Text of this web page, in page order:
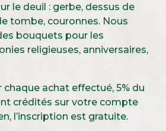
le deuil : gerbe, dessus de
tombe, couronnes. Nous
bouquets pour les
religieuses, anniversaires,
chaque achat effectué, 5% du
crédités sur votre compte
l’inscription est gratuite.